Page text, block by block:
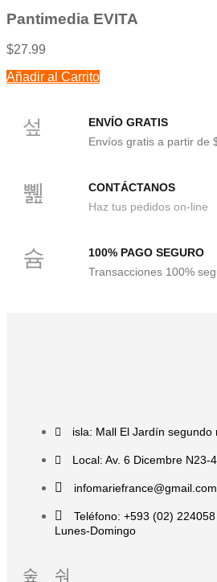
5
Pantimedia EVITA
$27.99
Añadir al Carrito
ENVÍO GRATIS
Envíos gratis a partir de
CONTÁCTANOS
Haz tus pedidos on-line
100% PAGO SEGURO
Transacciones 100%
isla: Mall El Jardín
Local: Av. 6 Dicembre N23-
infomariefrance@gmail.com
Teléfono: +593 (02) 224058
Lunes-Domingo